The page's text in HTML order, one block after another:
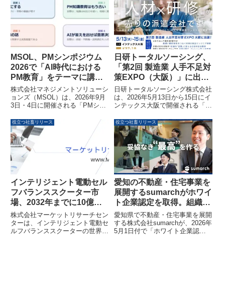
い多様な働き方を促進し、新潟市
の人財不足解消と地域経済の活性
化に貢献します。
驚異的な成長が見込まれていま
す。精密医療プログラムの拡大や
製薬企業の創薬効率化などがこの
成長を牽引しています。
MSOL、PMシンポジウム
2026で「AI時代における
PM教育」をテーマに講
演、独自コンピテンシーモ
デルとAI活用プラットフォ
ーム「PROEVER®」を初
公開
株式会社マネジメントソリューシ
ョンズ（MSOL）は、2026年9月
3日・4日に開催される「PMシン
して参加します。本イベントで
は、「AI時代におけるPM教育」
をテーマに、人が責任を持つ領域
の価値と、それを支援するテクノ
ロジーのあり方について提案しま
す。独自定義した「7つのコンピ
テンシーモデル」を初公開し、AI
活用マネジメントプラットフォー
ム「PROEVER®」をブースにて
同時公開する予定です。
日研トータルソーシング、
「第2回 製造業 人手不足対
策EXPO（大阪）」に出展
へ
日研トータルソーシング株式会社
は、2026年5月13日から15日にイ
ンテックス大阪で開催される「第
EXPO（大阪）」に出展します。
同社は、製造業における人材課題
を「研修」と「人材ソリューショ
ン」を通じてワンストップで解決
する取り組みを紹介します。
役立つ社畜リリース
インテリジェント電動セル
フバランススクーター市
場、2032年までに10億米
ドル規模へ成長予測
株式会社マーケットリサーチセン
ターは、インテリジェント電動セ
ルフバランススクーターの世界市
役立つ社畜リリース
愛知の不動産・住宅事業を
展開するsumarchがホワイ
ト企業認定を取得。組織拡
大の壁に向き合い「社員が
大切な人に誇れる会社」を
追求
愛知県で不動産・住宅事業を展開
する株式会社sumarchが、2026年
5月1日付で「ホワイト企業認